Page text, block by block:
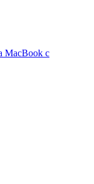
MacBook с